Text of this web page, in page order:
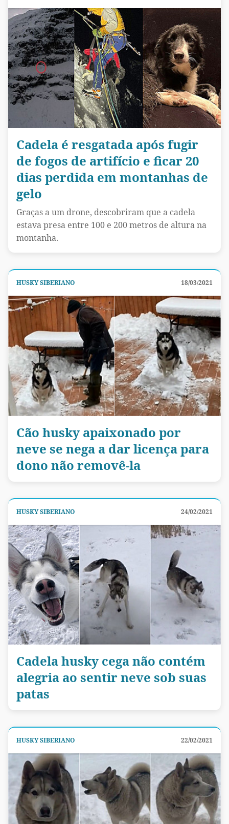
Cadela é resgatada após fugir
de fogos de artifício e ficar 20
dias perdida em montanhas de
gelo
Graças a um drone, descobriram que a cadela
estava presa entre 100 e 200 metros de altura na
montanha.
HUSKY SIBERIANO 18/03/2021
Cão husky apaixonado por
neve se nega a dar licença para
dono não removê-la
HUSKY SIBERIANO 24/02/2021
Cadela husky cega não contém
alegria ao sentir neve sob suas
patas
HUSKY SIBERIANO 22/02/2021